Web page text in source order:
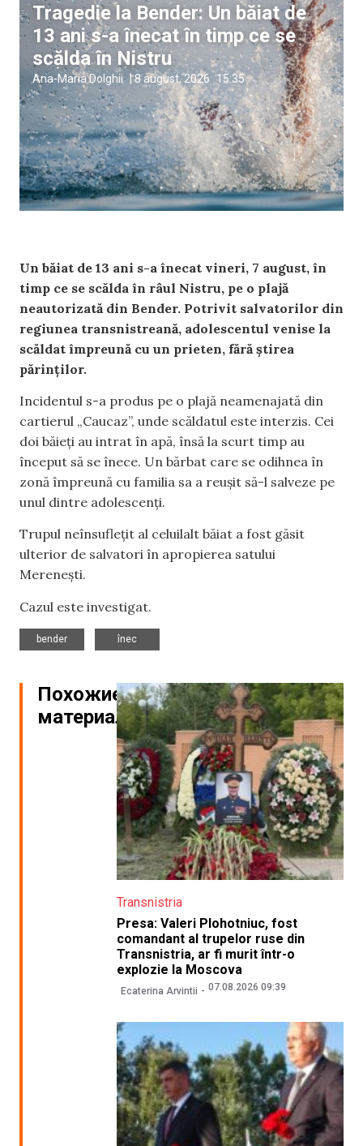
Tragedie la Bender: Un băiat de
13 ani s-a înecat în timp ce se
scălda în Nistru
Ana-Maria Dolghii |8 august, 2026 15:35
Un băiat de 13 ani s-a înecat vineri, 7 august, în
timp ce se scălda în râul Nistru, pe o plajă
neautorizată din Bender. Potrivit salvatorilor din
regiunea transnistreană, adolescentul venise la
scăldat împreună cu un prieten, fără știrea
părinților.
Incidentul s-a produs pe o plajă neamenajată din
cartierul „Caucaz”, unde scăldatul este interzis. Cei
doi băieți au intrat în apă, însă la scurt timp au
început să se înece. Un bărbat care se odihnea în
zonă împreună cu familia sa a reușit să-l salveze pe
unul dintre adolescenți.
Trupul neînsuflețit al celuilalt băiat a fost găsit
ulterior de salvatori în apropierea satului
Merenești.
Cazul este investigat.
bender
înec
Похожие
материалы
Transnistria
Presa: Valeri Plohotniuc, fost
comandant al trupelor ruse din
Transnistria, ar fi murit într-o
explozie la Moscova
Ecaterina Arvintii 07.08.2026 09:39